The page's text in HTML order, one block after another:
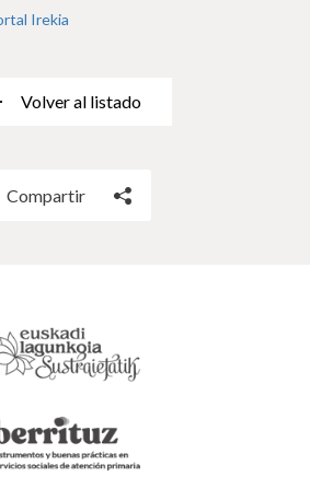
Irekia
Volver al listado
Compartir